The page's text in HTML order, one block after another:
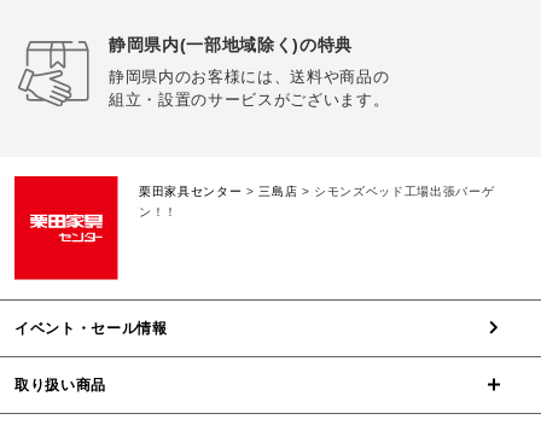
静岡県内(一部地域除く)の特典
静岡県内のお客様には、送料や商品の
組立・設置のサービスがございます。
栗田家具センター > 三島店 > シモンズベッド工場出張バーゲ
ン！！
イベント・セール情報
取り扱い商品